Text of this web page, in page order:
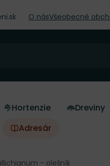
O násVšeobecné
Hortenzie Dreviny
Adresár
- olešník